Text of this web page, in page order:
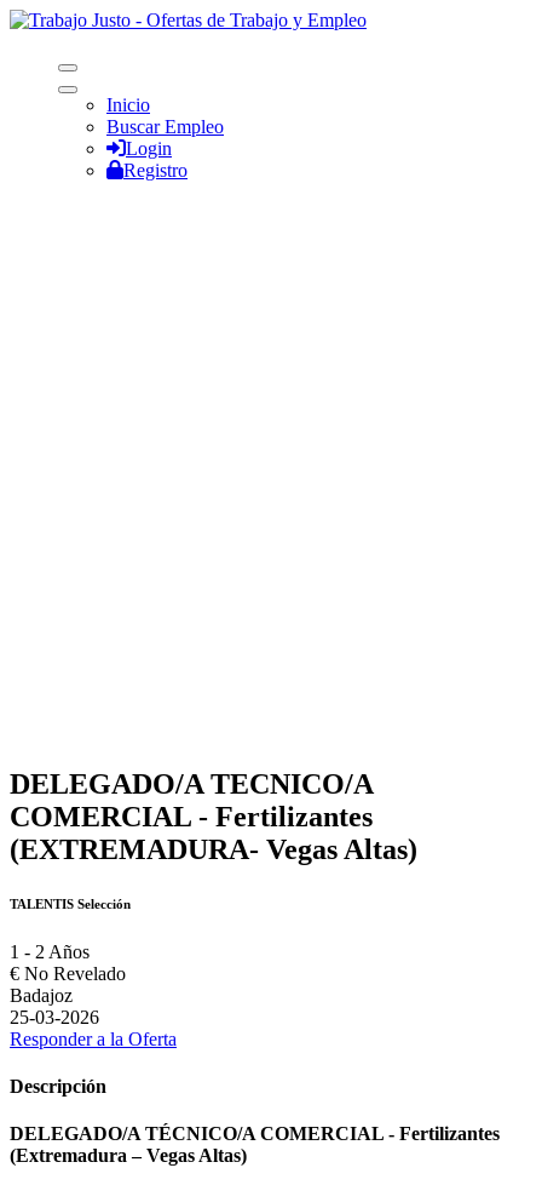
Inicio
Buscar Empleo
Login
Registro
DELEGADO/A TECNICO/A
COMERCIAL - Fertilizantes
(EXTREMADURA- Vegas Altas)
TALENTIS Selección
1 - 2 Años
€ No Revelado
Badajoz
25-03-2026
Responder a la Oferta
Descripción
DELEGADO/A TÉCNICO/A COMERCIAL - Fertilizantes
(Extremadura – Vegas Altas)